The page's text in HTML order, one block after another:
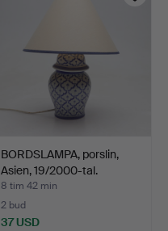
BORDSLAMPA, porslin,
Asien, 19/2000-tal.
8 tim 42 min
2 bud
37 USD